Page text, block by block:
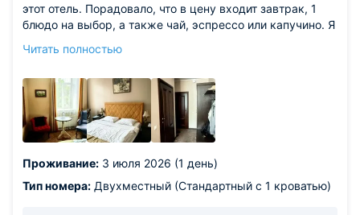
этот отель. Порадовало, что в цену входит завтрак, 1
блюдо на выбор, а также чай, эспрессо или капучино. Я
завтраку предлагали мини-булочки, масло, джем,
ненавязчивый. Впечатления об отеле положительные,
можно смело рекомендовать.
Из недостатков: хотелось бы в номере одноразовые
тапочки, но в принципе и без них обошлись, т.к. в
Читать полностью
Проживание: 3 июля 2026 (1 день)
Тип номера: Двухместный (Стандартный с 1 кроватью)